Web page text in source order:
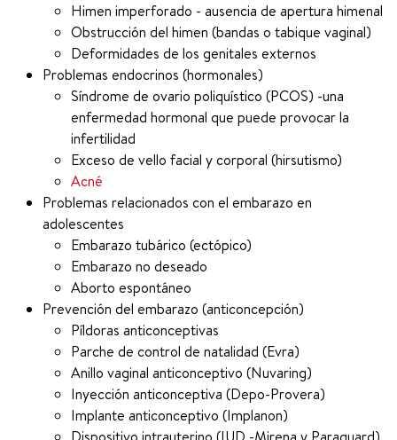
Himen imperforado - ausencia de apertura himenal
Obstrucción del himen (bandas o tabique vaginal)
Deformidades de los genitales externos
Problemas endocrinos (hormonales)
Síndrome de ovario poliquístico (PCOS) -una
enfermedad hormonal que puede provocar la
infertilidad
Exceso de vello facial y corporal (hirsutismo)
Acné
Problemas relacionados con el embarazo en
adolescentes
Embarazo tubárico (ectópico)
Embarazo no deseado
Aborto espontáneo
Prevención del embarazo (anticoncepción)
Píldoras anticonceptivas
Parche de control de natalidad (Evra)
Anillo vaginal anticonceptivo (Nuvaring)
Inyección anticonceptiva (Depo-Provera)
Implante anticonceptivo (Implanon)